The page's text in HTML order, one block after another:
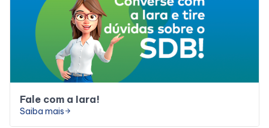
Fale com a Iara!
Saiba mais arrow_forward